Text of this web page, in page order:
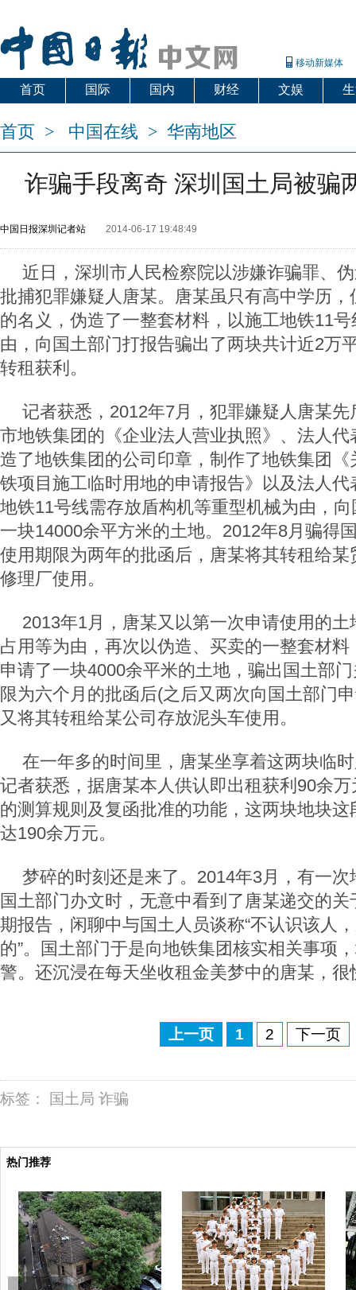
移动新媒体
首页 国际 国内 财经 文娱
首页 > 中国在线 > 华南地区
诈骗手段离奇 深圳国土局被骗
中国日报深圳记者站 2014-06-17 19:48:49
近日，深圳市人民检察院以涉嫌诈骗罪、
批捕犯罪嫌疑人唐某。唐某虽只有高中学历
的名义，伪造了一整套材料，以施工地铁11
由，向国土部门打报告骗出了两块共计近2万
转租获利。
记者获悉，2012年7月，犯罪嫌疑人唐某
市地铁集团的《企业法人营业执照》、法人
造了地铁集团的公司印章，制作了地铁集团
铁项目施工临时用地的申请报告》以及法人
地铁11号线需存放盾构机等重型机械为由，
一块14000余平方米的土地。2012年8月骗得
使用期限为两年的批函后，唐某将其转租给
修理厂使用。
2013年1月，唐某又以第一次申请使用的
占用等为由，再次以伪造、买卖的一整套材
申请了一块4000余平米的土地，骗出国土部
限为六个月的批函后(之后又两次向国土部门
又将其转租给某公司存放泥头车使用。
在一年多的时间里，唐某坐享着这两块临
记者获悉，据唐某本人供认即出租获利90余
的测算规则及复函批准的功能，这两块地块
达190余万元。
梦碎的时刻还是来了。2014年3月，有一
国土部门办文时，无意中看到了唐某递交的
期报告，闲聊中与国土人员谈称“不认识该人
的”。国土部门于是向地铁集团核实相关事项
警。还沉浸在每天坐收租金美梦中的唐某，很
上一页 1 2 下一页
标签： 国土局 诈骗
热门推荐